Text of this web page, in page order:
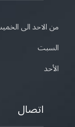
من الاحد الى
السبت
الأحد
اتصال